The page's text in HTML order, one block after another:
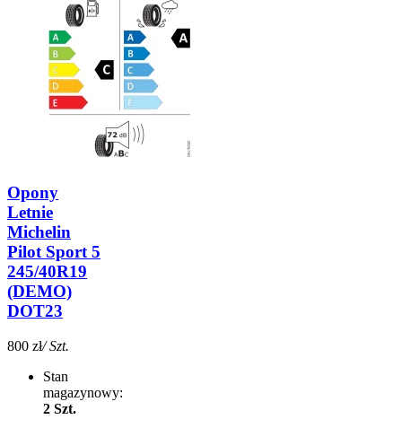
Opony
Letnie
Michelin
Pilot Sport 5
245/40R19
(DEMO)
DOT23
800 zł/ Szt.
Stan
magazynowy:
2 Szt.